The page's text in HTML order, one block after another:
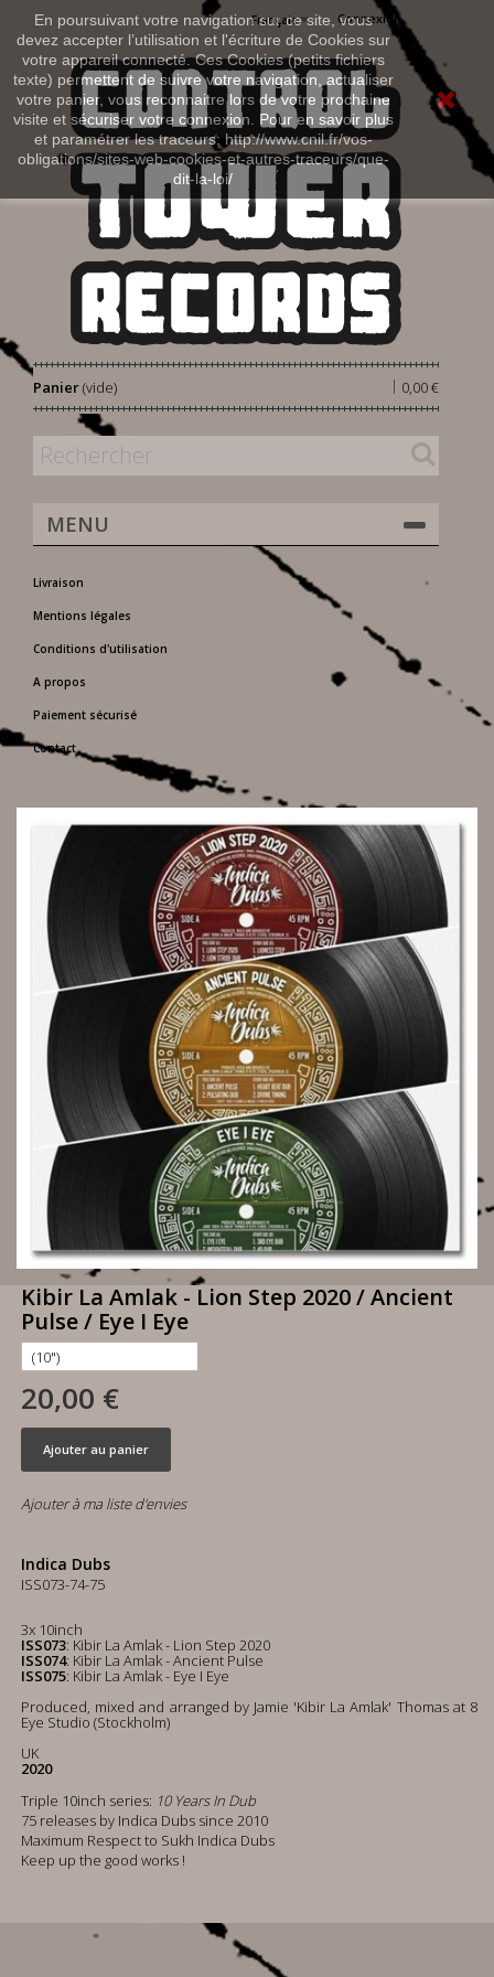
En poursuivant votre navigation sur ce site, vous
devez accepter l’utilisation et l'écriture de Cookies sur
votre appareil connecté. Ces Cookies (petits fichiers
texte) permettent de suivre votre navigation, actualiser
votre panier, vous reconnaitre lors de votre prochaine
visite et sécuriser votre connexion. Pour en savoir plus
et paramétrer les traceurs: http://www.cnil.fr/vos-
obligations/sites-web-cookies-et-autres-traceurs/que-
dit-la-loi/
Connexion
Français
Panier 0,00 €
|
(vide)
MENU
Livraison
Mentions légales
Conditions d'utilisation
A propos
Paiement sécurisé
Contact
Kibir La Amlak - Lion Step 2020 / Ancient
Pulse / Eye I Eye
20,00 €
Ajouter au panier
Ajouter à ma liste d'envies
Indica Dubs
ISS073-74-75
3x 10inch
ISS073: Kibir La Amlak - Lion Step 2020
ISS074: Kibir La Amlak - Ancient Pulse
ISS075: Kibir La Amlak - Eye I Eye
Produced, mixed and arranged by Jamie 'Kibir La Amlak' Thomas at 8
Eye Studio (Stockholm)
UK
2020
Triple 10inch series: 10 Years In Dub
75 releases by Indica Dubs since 2010
Maximum Respect to Sukh Indica Dubs
Keep up the good works !